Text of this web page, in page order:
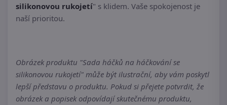
silikonovou rukojetí" s klidem. Vaše spokojenost je
naší prioritou.
Obrázek produktu "Sada háčků na háčkování se
silikonovou rukojetí" může být ilustrační, aby vám poskytl
lepší představu o produktu. Pokud si přejete potvrdit, že
obrázek a popisek odpovídají skutečnému produktu,